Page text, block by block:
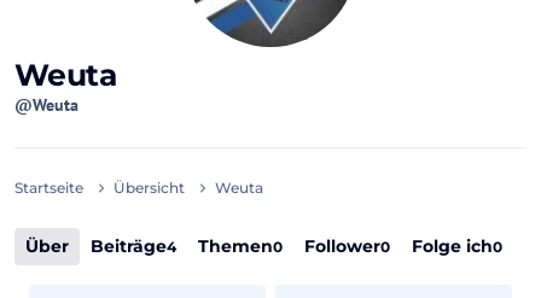
Weuta
@Weuta
Startseite Übersicht Weuta
Über Beiträge4 Themen0 Follower0 Folge ich0